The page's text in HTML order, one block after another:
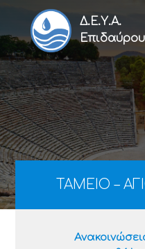
Δ.Ε.Υ.Α.
Επιδαύρου
ΤΑΜΕΙΟ –